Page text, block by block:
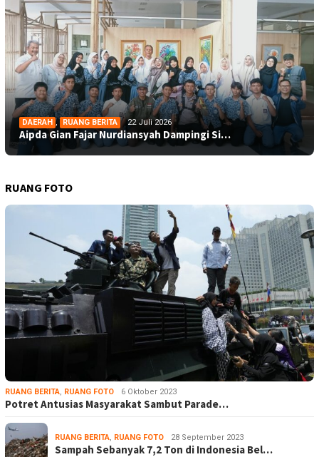
DAERAH , RUANG BERITA 22 Juli 2026
Aipda Gian Fajar Nurdiansyah Dampingi Si…
RUANG FOTO
RUANG BERITA, RUANG FOTO 6 Oktober 2023
Potret Antusias Masyarakat Sambut Parade…
RUANG BERITA, RUANG FOTO 28 September 2023
Sampah Sebanyak 7,2 Ton di Indonesia Bel…